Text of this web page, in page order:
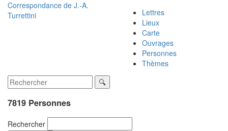
Correspondance de J.-A.
Turrettini
Lettres
Lieux
Carte
Ouvrages
Personnes
Thèmes
7819 Personnes
Rechercher